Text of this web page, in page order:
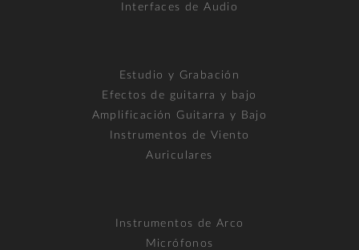
Interfaces de Audio
Estudio y Grabación
Efectos de guitarra y bajo
Amplificación Guitarra y Bajo
Instrumentos de Viento
Auriculares
Instrumentos de Arco
Micrófonos